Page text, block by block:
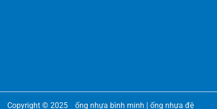
Copyright © 2025 ống nhựa bình minh ống nhựa đệ